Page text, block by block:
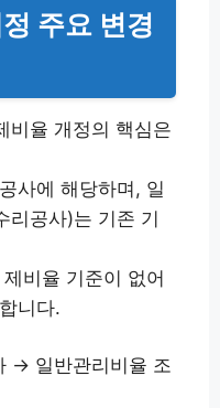
주요 변경
비율 개정의 핵심은
사에 해당하며, 일
리공사)는 기존 기
비율 기준이 없어
니다.
→ 일반관리비율 조